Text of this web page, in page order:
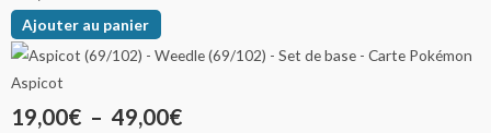
Ajouter au panier
Aspicot
19,00€ – 49,00€